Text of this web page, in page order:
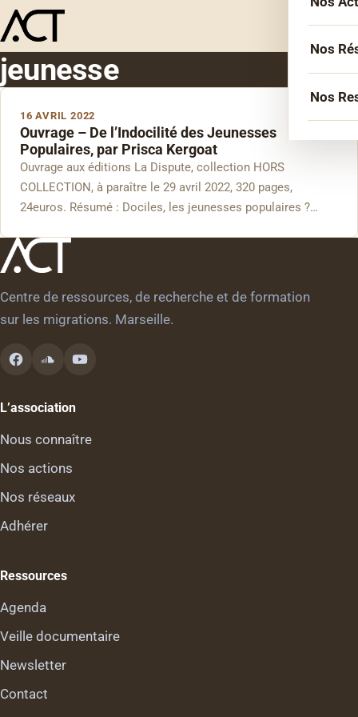
Nos
Nos
La
jeunesse
16 AVRIL 2022
Ouvrage – De l’Indocilité des Jeunesses
Populaires, par Prisca Kergoat
Ouvrage aux éditions La Dispute, collection HORS
COLLECTION, à paraître le 29 avril 2022, 320 pages,
24euros. Résumé : Dociles, les jeunesses populaires ?…
Centre de ressources, de recherche et de formation
sur les migrations. Marseille.
L’association
Nous connaître
Nos actions
Nos réseaux
Adhérer
Ressources
Agenda
Veille documentaire
Newsletter
Contact